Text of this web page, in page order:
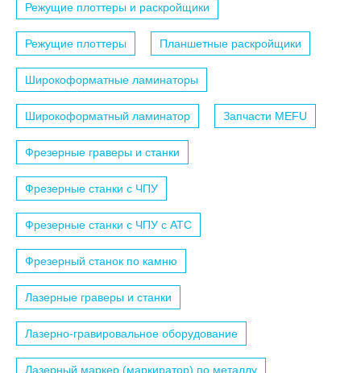
Режущие плоттеры и раскройщики
Режущие плоттеры Планшетные раскройщики
Широкоформатные ламинаторы
Широкоформатный ламинатор Запчасти MEFU
Фрезерные граверы и станки
Фрезерные станки с ЧПУ
Фрезерные станки с ЧПУ c АТС
Фрезерный станок по камню
Лазерные граверы и станки
Лазерно-гравировальное оборудование
Лазерный маркер (маркиратор) по металлу